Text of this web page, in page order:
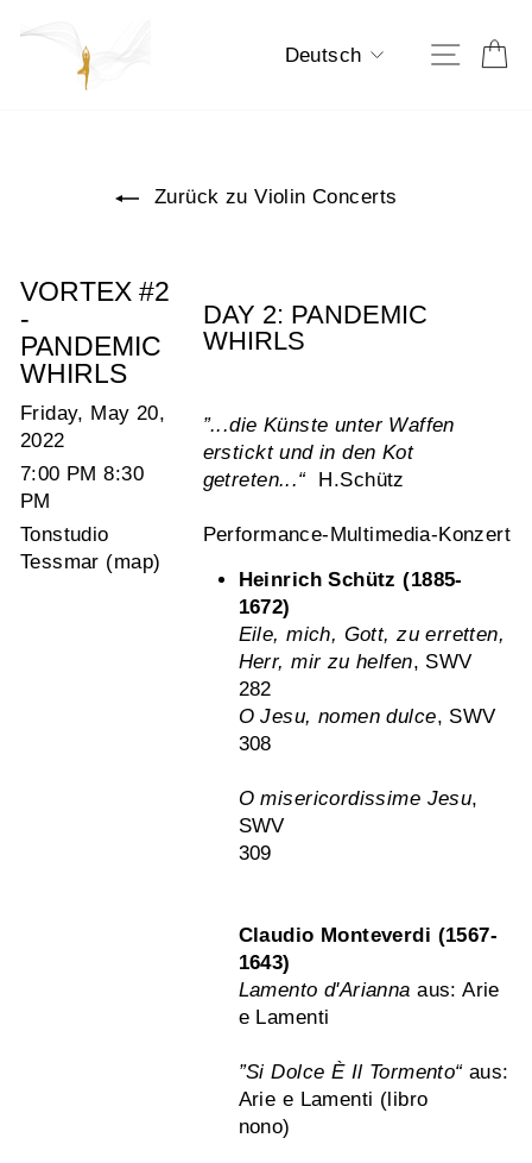
zum
Sprache
Deutsch
Zurück zu Violin Concerts
VORTEX #2
-
PANDEMIC
WHIRLS
Friday, May 20,
2022
7:00 PM 8:30
PM
Tonstudio
Tessmar (map)
DAY 2: PANDEMIC
WHIRLS
”...die Künste unter Waffen
erstickt und in den Kot
getreten...“H.Schütz
Performance-Multimedia-Konzert
Heinrich Schütz (1885-
1672)
Eile, mich, Gott, zu erretten,
Herr, mir zu helfen, SWV
282
O Jesu, nomen dulce, SWV
308
O misericordissime Jesu,
SWV
309
Claudio Monteverdi (1567-
1643)
Lamento d'Arianna aus: Arie
e Lamenti
”Si Dolce È Il Tormento“aus:
Arie e Lamenti (libro
nono)